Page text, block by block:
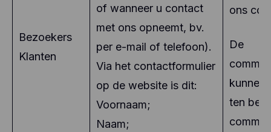
Bezoekers
Klanten
of wanneer u contact
met ons opneemt, bv.
per e-mail of telefoon).
Via het contactformulier
op de website is dit:
Voornaam;
Naam;
ons
De
kunnen
ten